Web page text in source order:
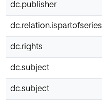
dc.publisher
dc.relation.ispartofseries
dc.rights
dc.subject
dc.subject